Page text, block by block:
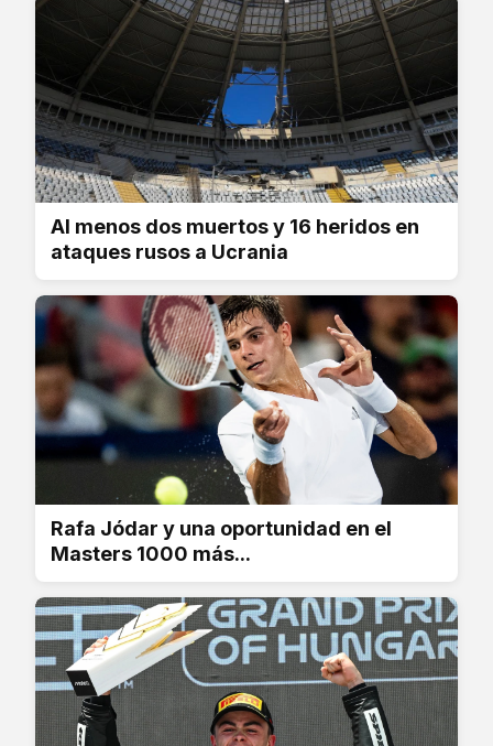
Al menos dos muertos y 16 heridos en
ataques rusos a Ucrania
Rafa Jódar y una oportunidad en el
Masters 1000 más...